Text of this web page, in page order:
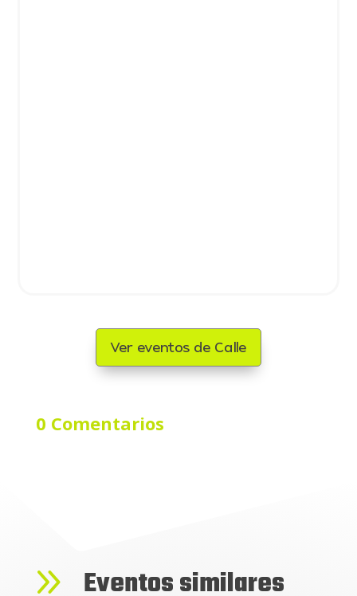
Ver eventos de Calle
0 Comentarios
9 Eventos similares